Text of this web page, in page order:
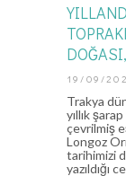
19/09/
Trakya
yıllık
çevrilmiş
Longoz
tarihimizi
yazıldığı